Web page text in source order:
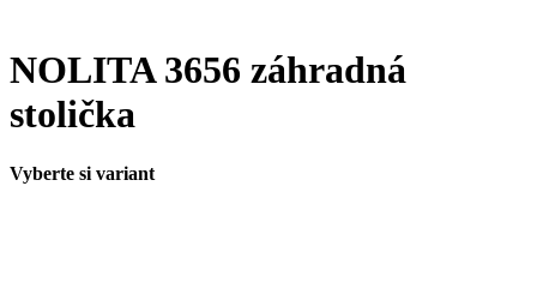
NOLITA 3656 záhradná
stolička
Vyberte si variant